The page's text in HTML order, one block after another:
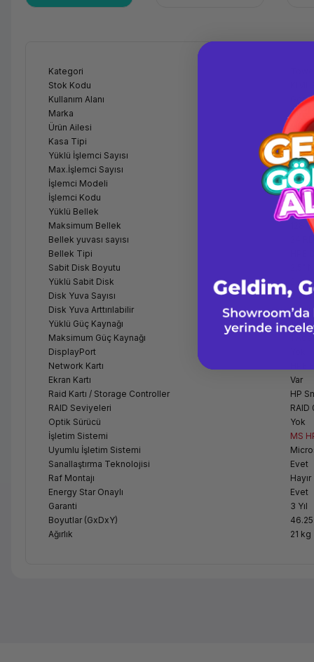
Kategori
Stok Kodu
Kullanım Alanı
Genel
Marka
HPE
Ürün Ailesi
Kasa Tipi
Yüklü İşlemci Sayısı
Tek
Max.İşlemci Sayısı
1
İşlemci Modeli
HPE
İşlemci Kodu
Intel
Yüklü Bellek
16GB
Maksimum Bellek
128 GB
Bellek yuvası sayısı
24
Bellek Tipi
HPE
Sabit Disk Boyutu
Yüklü Sabit Disk
2x
Disk Yuva Sayısı
8
Disk Yuva Arttırılabilir
Hayır
Yüklü Güç Kaynağı
1
Maksimum Güç Kaynağı
1
DisplayPort
Network Kartı
Ekran Kartı
Var
Raid Kartı / Storage Controller
HP
RAID Seviyeleri
RAID
Optik Sürücü
Yok
İşletim Sistemi
MS
Uyumlu İşletim Sistemi
Sanallaştırma Teknolojisi
Evet
Raf Montajı
Hayır
Energy Star Onaylı
Evet
Garanti
3 Yıl
Boyutlar (GxDxY)
Ağırlık
21 kg